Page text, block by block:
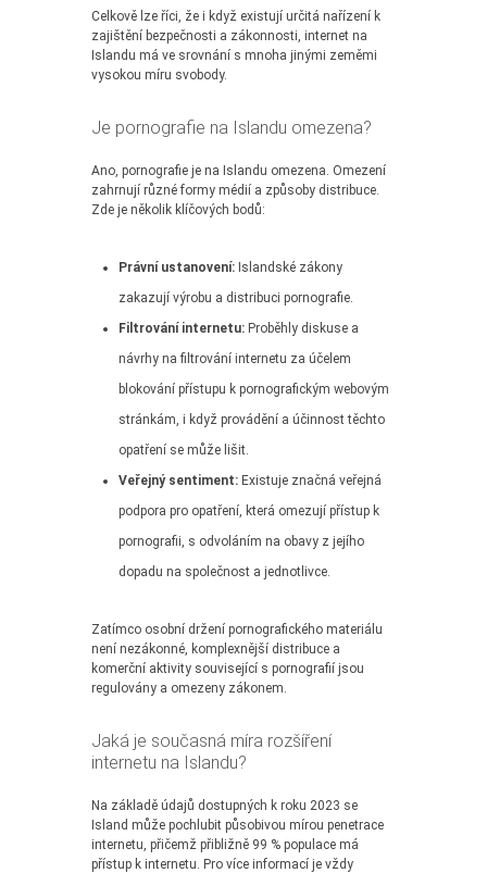
Celkově lze říci, že i když existují určitá nařízení k
zajištění bezpečnosti a zákonnosti, internet na
Islandu má ve srovnání s mnoha jinými zeměmi
vysokou míru svobody.
Je pornografie na Islandu omezena?
Ano, pornografie je na Islandu omezena. Omezení
zahrnují různé formy médií a způsoby distribuce.
Zde je několik klíčových bodů:
Právní ustanovení: Islandské zákony
zakazují výrobu a distribuci pornografie.
Filtrování internetu: Proběhly diskuse a
návrhy na filtrování internetu za účelem
blokování přístupu k pornografickým webovým
stránkám, i když provádění a účinnost těchto
opatření se může lišit.
Veřejný sentiment: Existuje značná veřejná
podpora pro opatření, která omezují přístup k
pornografii, s odvoláním na obavy z jejího
dopadu na společnost a jednotlivce.
Zatímco osobní držení pornografického materiálu
není nezákonné, komplexnější distribuce a
komerční aktivity související s pornografií jsou
regulovány a omezeny zákonem.
Jaká je současná míra rozšíření
internetu na Islandu?
Na základě údajů dostupných k roku 2023 se
Island může pochlubit působivou mírou penetrace
internetu, přičemž přibližně 99 % populace má
přístup k internetu. Pro více informací je vždy